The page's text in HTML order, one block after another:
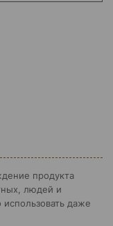
продукта
людей и
даже